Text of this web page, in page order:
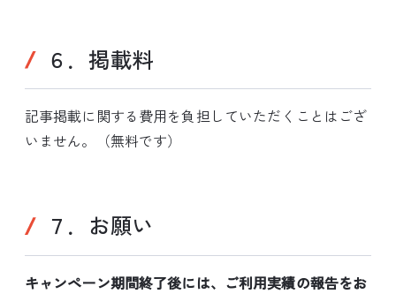
６．掲載料
記事掲載に関する費用を負担していただくことはござ
いません。（無料です）
７．お願い
キャンペーン期間終了後には、ご利用実績の報告をお